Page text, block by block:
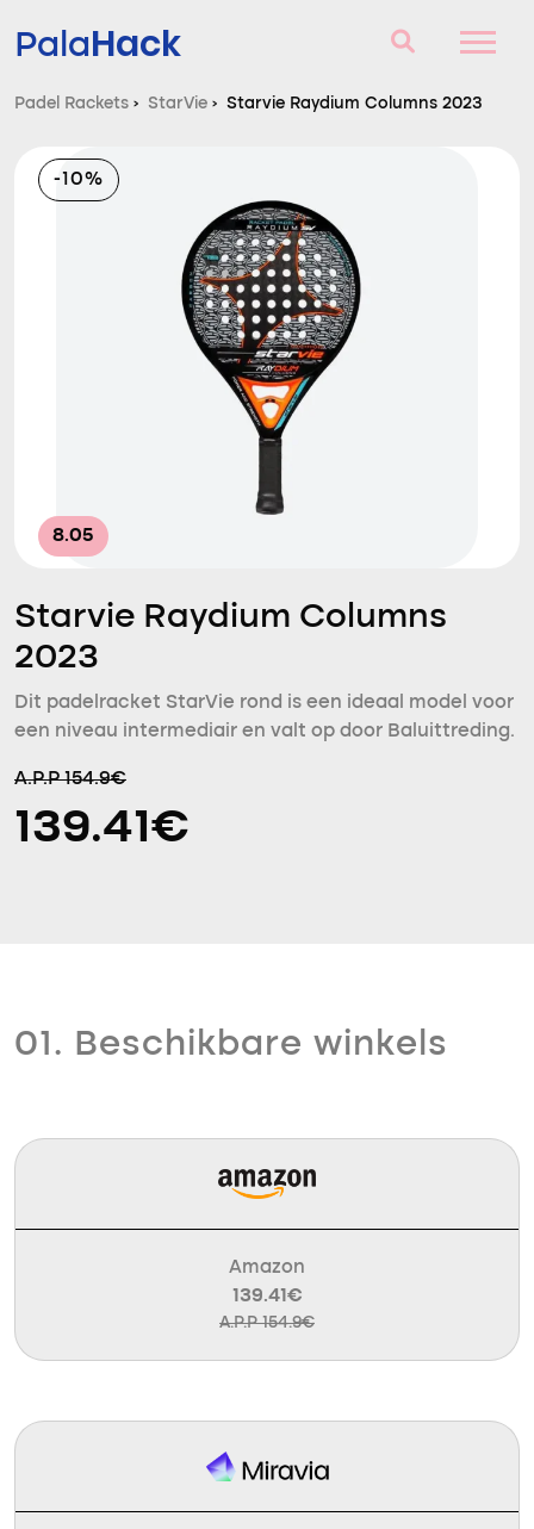
PalaHack
Vragen en antwoorden
Vergelijker
Padel Rackets › StarVie › Starvie Raydium Columns 2023
-10%
8.05
Starvie Raydium Columns
2023
Dit padelracket StarVie rond is een ideaal model voor
een niveau intermediair en valt op door Baluittreding.
A.P.P 154.9€
139.41€
01. Beschikbare winkels
Amazon
139.41€
A.P.P 154.9€